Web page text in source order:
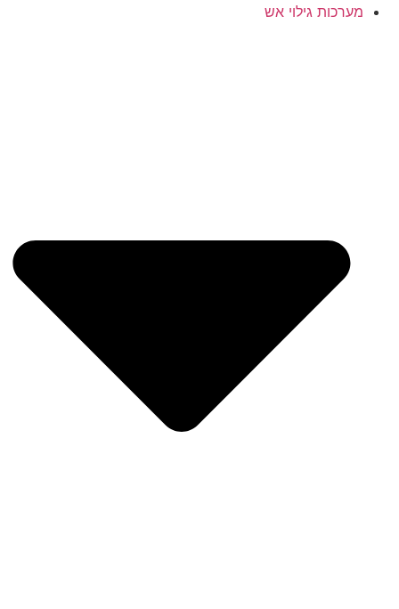
מערכות גילוי אש